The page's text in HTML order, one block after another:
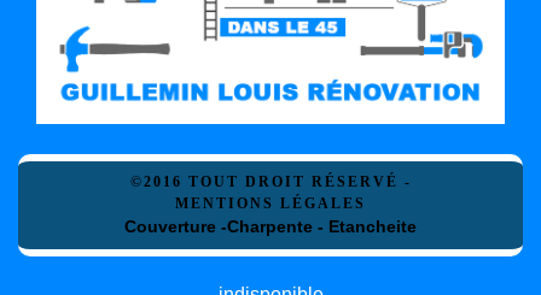
©2016 TOUT DROIT RÉSERVÉ -
MENTIONS LÉGALES
Couverture -Charpente - Etancheite